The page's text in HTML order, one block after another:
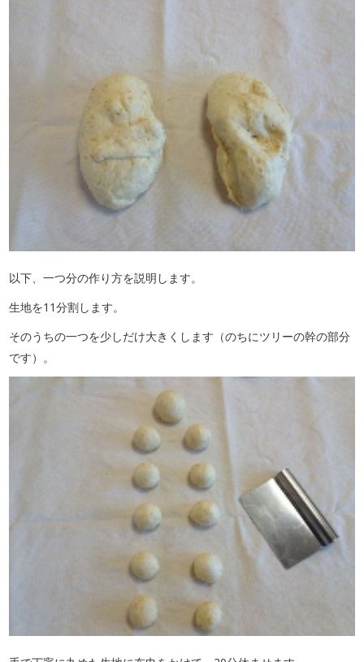
以下、一つ分の作り方を説明します。
生地を11分割します。
そのうちの一つを少しだけ大きくします（のちにツリーの幹の部分
です）。